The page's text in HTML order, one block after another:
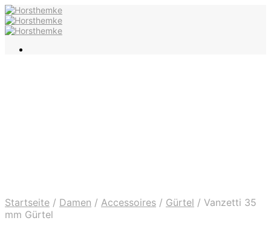
Startseite / Damen / Accessoires / Gürtel / Vanzetti 35
mm Gürtel